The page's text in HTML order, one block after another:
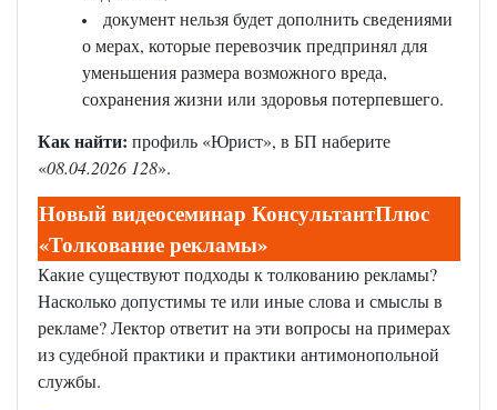
документ нельзя будет дополнить сведениями
о мерах, которые перевозчик предпринял для
уменьшения размера возможного вреда,
сохранения жизни или здоровья потерпевшего.
Как найти: профиль «Юрист», в БП наберите
«08.04.2026 128».
Новый видеосеминар КонсультантПлюс
«Толкование рекламы»
Какие существуют подходы к толкованию рекламы?
Насколько допустимы те или иные слова и смыслы в
рекламе? Лектор ответит на эти вопросы на примерах
из судебной практики и практики антимонопольной
службы.